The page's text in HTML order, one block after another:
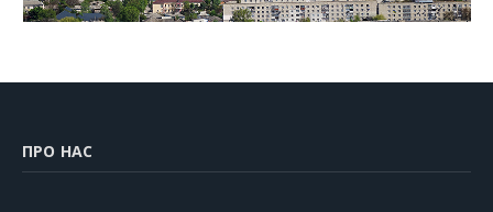
ПРО НАС